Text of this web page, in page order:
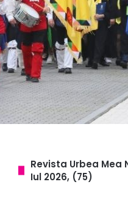
Revista Urbea Mea
Iul 2026, (75)